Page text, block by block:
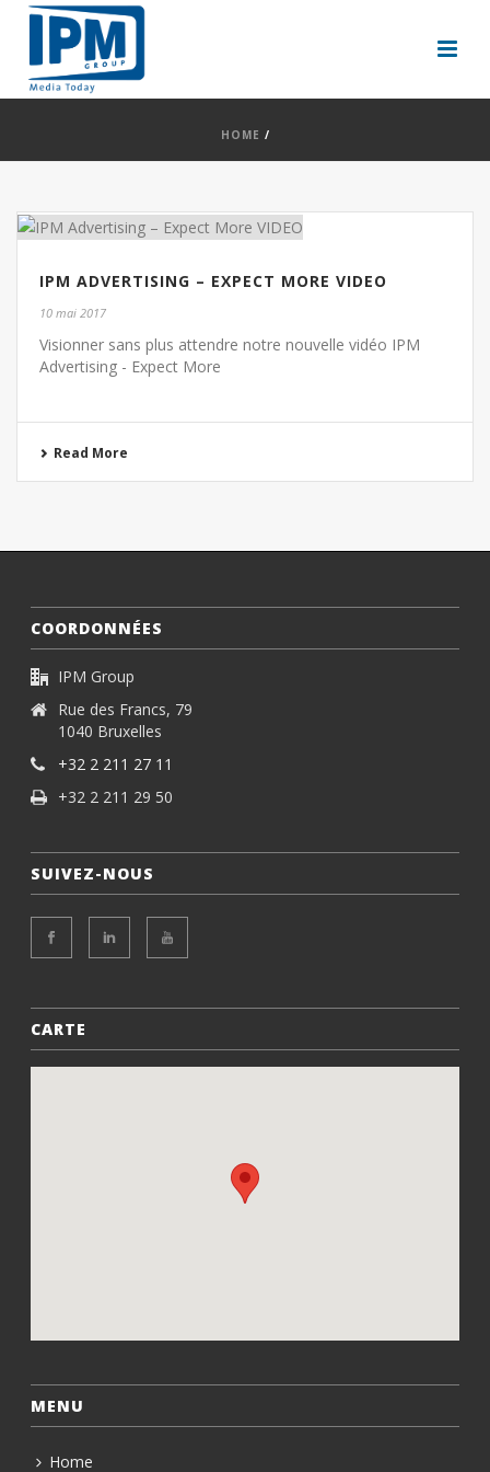
HOME /
IPM ADVERTISING – EXPECT MORE VIDEO
10 mai 2017
Visionner sans plus attendre notre nouvelle vidéo IPM
Advertising - Expect More
Read More
COORDONNÉES
IPM Group
Rue des Francs, 79
1040 Bruxelles
+32 2 211 27 11
+32 2 211 29 50
SUIVEZ-NOUS
CARTE
MENU
Home